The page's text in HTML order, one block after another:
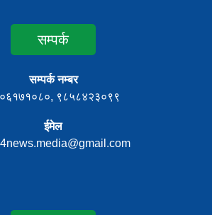
सम्पर्क
सम्पर्क नम्बर
९८५८४२३०९९
ईमेल